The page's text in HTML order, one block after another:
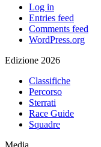
Log in
Entries feed
Comments feed
WordPress.org
Edizione 2026
Classifiche
Percorso
Sterrati
Race Guide
Squadre
Media